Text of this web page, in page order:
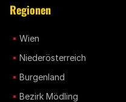
Regionen
Wien
Niederösterreich
Burgenland
Bezirk Mödling